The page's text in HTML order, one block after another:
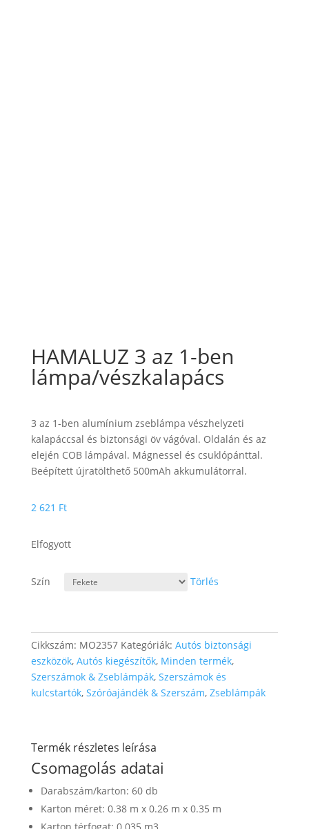
HAMALUZ 3 az 1-ben
lámpa/vészkalapács
3 az 1-ben alumínium zseblámpa vészhelyzeti
kalapáccsal és biztonsági öv vágóval. Oldalán és az
elején COB lámpával. Mágnessel és csuklópánttal.
Beépített újratölthető 500mAh akkumulátorral.
2 621 Ft
Elfogyott
Szín Törlés
Cikkszám: MO2357 Kategóriák: Autós biztonsági
eszközök, Autós kiegészítők, Minden termék,
Szerszámok & Zseblámpák, Szerszámok és
kulcstartók, Szóróajándék & Szerszám, Zseblámpák
Termék részletes leírása
Csomagolás adatai
Darabszám/karton: 60 db
Karton méret: 0.38 m x 0.26 m x 0.35 m